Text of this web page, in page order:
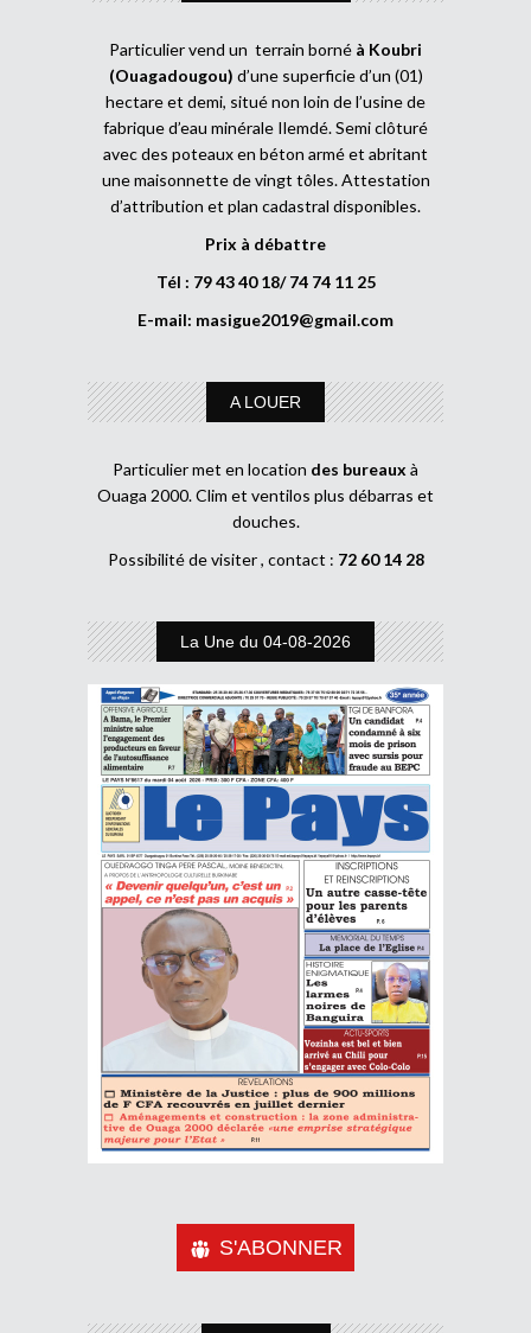
Particulier vend un terrain borné à Koubri
(Ouagadougou) d’une superficie d’un (01)
hectare et demi, situé non loin de l’usine de
fabrique d’eau minérale Ilemdé. Semi clôturé
avec des poteaux en béton armé et abritant
une maisonnette de vingt tôles. Attestation
d’attribution et plan cadastral disponibles.
Prix à débattre
Tél : 79 43 40 18/ 74 74 11 25
E-mail: masigue2019@gmail.com
A LOUER
Particulier met en location des bureauxà
Ouaga 2000. Clim et ventilos plus débarras et
douches.
Possibilité de visiter , contact : 72 60 14 28
La Une du 04-08-2026
S'ABONNER